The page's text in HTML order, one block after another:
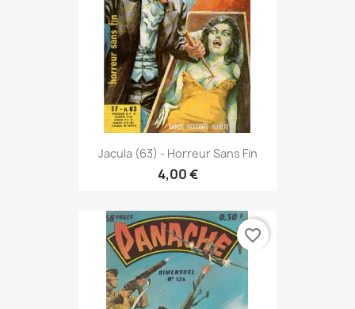
Jacula (63) - Horreur Sans Fin
4,00 €
favorite_border